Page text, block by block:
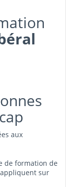
aux
de formation de
sur